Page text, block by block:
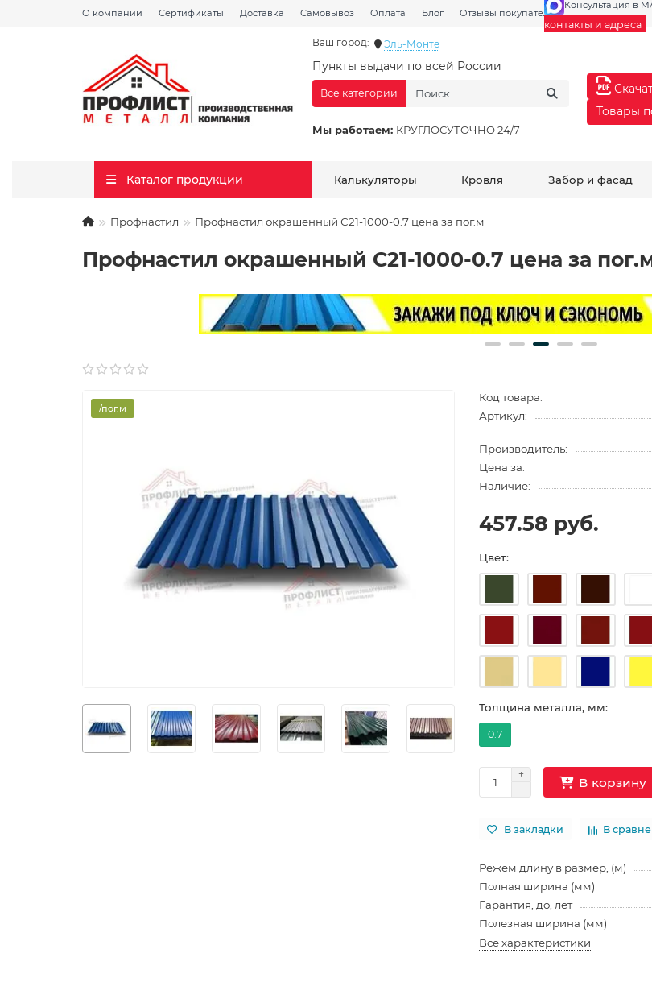
О компании Сертификаты Доставка Самовывоз Оплата Блог Отзывы покупателей Галерея
Консультация в
контакты и адреса
Ваш город: Эль-Монте
Пункты выдачи по всей России
Мы работаем: КРУГЛОСУТОЧНО 24/7
Все категории
Товары
Каталог продукции Калькуляторы Кровля Забор и фасад
Профнастил Профнастил окрашенный С21-1000-0.7 цена за пог.м
Профнастил окрашенный С21-1000-0.7 цена за
/пог.м
Код товара:
Артикул:
Производитель:
Цена за:
Наличие:
457.58 руб.
Цвет:
Толщина металла, мм:
0.7
В корзину
В закладки В
Режем длину в размер, (м)
Полная ширина (мм)
Гарантия, до, лет
Полезная ширина (мм)
Все характеристики